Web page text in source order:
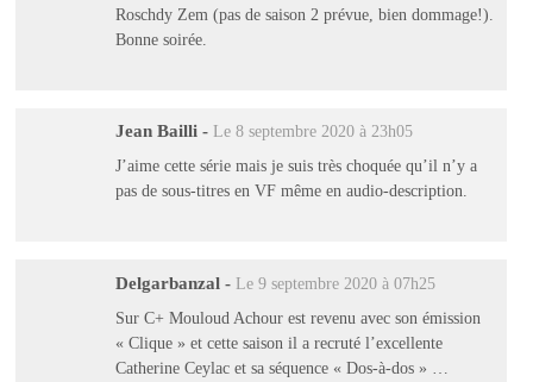
Roschdy Zem (pas de saison 2 prévue, bien dommage!).
Bonne soirée.
Jean Bailli - Le 8 septembre 2020 à 23h05
J’aime cette série mais je suis très choquée qu’il n’y a
pas de sous-titres en VF même en audio-description.
Delgarbanzal - Le 9 septembre 2020 à 07h25
Sur C+ Mouloud Achour est revenu avec son émission
« Clique » et cette saison il a recruté l’excellente
Catherine Ceylac et sa séquence « Dos-à-dos » …